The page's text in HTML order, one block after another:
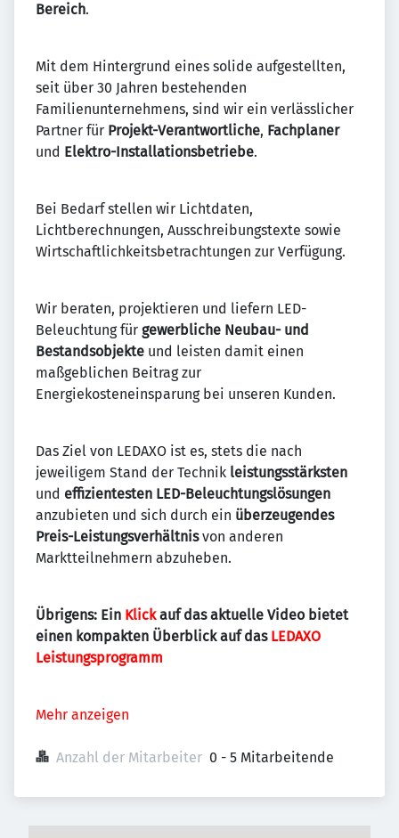
Bereich.
Mit dem Hintergrund eines solide aufgestellten,
seit über 30 Jahren bestehenden
Familienunternehmens, sind wir ein verlässlicher
Partner für Projekt-Verantwortliche, Fachplaner
und Elektro-Installationsbetriebe.
Bei Bedarf stellen wir Lichtdaten,
Lichtberechnungen, Ausschreibungstexte sowie
Wirtschaftlichkeitsbetrachtungen zur Verfügung.
Wir beraten, projektieren und liefern LED-
Beleuchtung für gewerbliche Neubau- und
Bestandsobjekte und leisten damit einen
maßgeblichen Beitrag zur
Energiekosteneinsparung bei unseren Kunden.
Das Ziel von LEDAXO ist es, stets die nach
jeweiligem Stand der Technik leistungsstärksten
und effizientesten LED-Beleuchtungslösungen
anzubieten und sich durch ein überzeugendes
Preis-Leistungsverhältnisvon anderen
Marktteilnehmern abzuheben.
Übrigens: Ein Klickauf das aktuelle Video bietet
einen kompakten Überblick auf das LEDAXO
Leistungsprogramm
Mehr anzeigen
Anzahl der Mitarbeiter 0 - 5 Mitarbeitende